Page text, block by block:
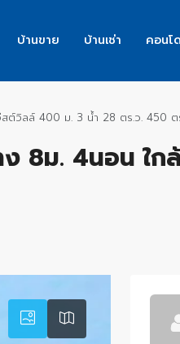
บ้านขาย บ้านเช่า คอนโ
สต์วิลล์ 400 ม. 3 น้ำ 28 ตร.ว. 450 ต
8ม. 4นอน ใก